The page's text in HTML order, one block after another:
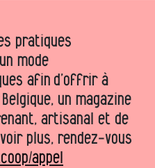
pratiques
mode
afin d’offrir à
un magazine
artisanal et de
plus, rendez-vous
appel